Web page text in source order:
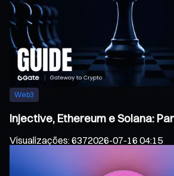
Web3
Injective, Ethereum e Solana:
Visualizações:6372026-07-16 04:15